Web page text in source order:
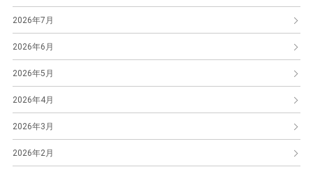
2026年7月
2026年6月
2026年5月
2026年4月
2026年3月
2026年2月